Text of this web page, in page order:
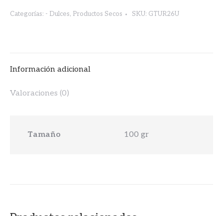
Categorías: - Dulces, Productos Secos SKU: GTUR26U
Información adicional
Valoraciones (0)
Tamaño 100 gr